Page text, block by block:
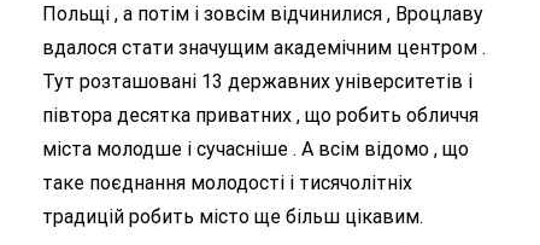
Польщі , а потім і зовсім відчинилися , Вроцлаву
вдалося стати значущим академічним центром .
Тут розташовані 13 державних університетів і
півтора десятка приватних , що робить обличчя
міста молодше і сучасніше . А всім відомо , що
таке поєднання молодості і тисячолітніх
традицій робить місто ще більш цікавим.